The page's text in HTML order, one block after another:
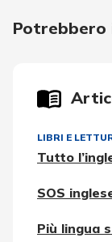
LIBRI E
Tutto
SOS
Più lingua